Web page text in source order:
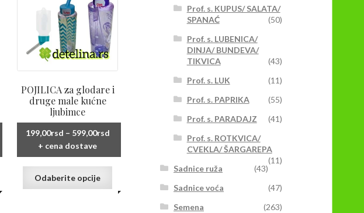
biti
izabrane
na
POJILICA za glodare i
druge male kućne
ljubimce
199,00rsd – 599,00rsdRaspon
od
599,00rsd
+ cena dostave
Odaberite opcije
Prof. s. KUPUS/ SALATA/
SPANAĆ
(50)
Prof. s. LUBENICA/
DINJA/ BUNDEVA/
TIKVICA
(43)
Prof. s. LUK
(11)
Prof. s. PAPRIKA
(55)
Prof. s. PARADAJZ
(41)
Prof. s. ROTKVICA/
CVEKLA/ ŠARGAREPA
(11)
Sadnice ruža
(43)
Sadnice voća
(47)
Semena
(263)